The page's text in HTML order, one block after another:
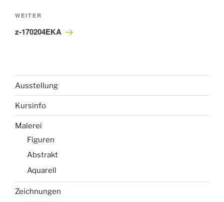
Nächster
Beitrag
WEITER
z-170204EKA
Ausstellung
Kursinfo
Malerei
Figuren
Abstrakt
Aquarell
Zeichnungen